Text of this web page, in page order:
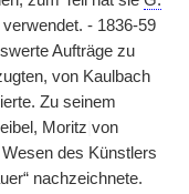
- 1836-59
Aufträge zu
von Kaulbach
Zu seinem
Moritz von
des Künstlers
nachzeichnete.